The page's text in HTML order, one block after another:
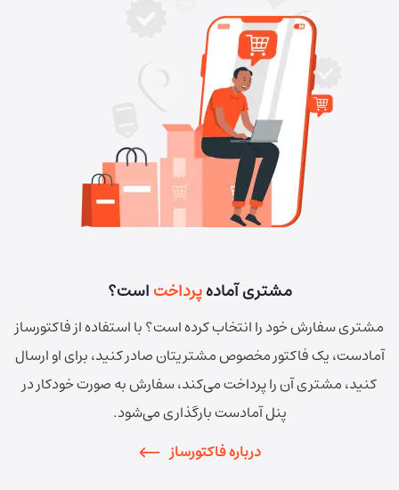
مشتری آمادهپرداختاست؟
مشتری سفارش خود را انتخاب کرده است؟ با استفاده از فاکتورساز
آمادست، یک فاکتور مخصوص مشتریتان صادر کنید، برای او ارسال
کنید، مشتری آن را پرداخت می‌کند، سفارش به صورت خودکار در
پنل آمادست بارگذاری می‌شود.
درباره فاکتورساز